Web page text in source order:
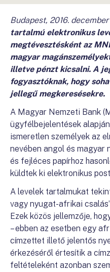
Budapest, 2016. december
tartalmú elektronikus
megtévesztésként az
magyar
illetve pénzt kicsalni. A
fogyasztóknak, hogy
jellegű megkeresésekre.
A Magyar Nemzeti Bank
ügyfélbejelentések
ismeretlen személyek az
nevében angol és magyar
és fejléces papírhoz
küldtek ki elektronikus
A levelek tartalmukat
vagy nyugat-afrikai
Ezek közös jellemzője,
– ebben az esetben egy
címzettet illető jelentős
érkezéséről értesítik a
feltételeként azonban